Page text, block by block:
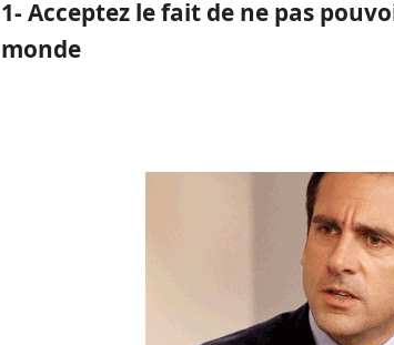
1- Acceptez le fait de ne pas
monde